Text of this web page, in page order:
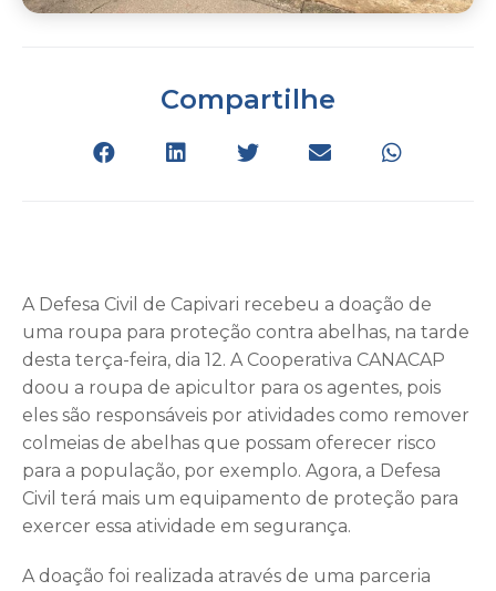
Compartilhe
A Defesa Civil de Capivari recebeu a doação de
uma roupa para proteção contra abelhas, na tarde
desta terça-feira, dia 12. A Cooperativa CANACAP
doou a roupa de apicultor para os agentes, pois
eles são responsáveis por atividades como remover
colmeias de abelhas que possam oferecer risco
para a população, por exemplo. Agora, a Defesa
Civil terá mais um equipamento de proteção para
exercer essa atividade em segurança.
A doação foi realizada através de uma parceria